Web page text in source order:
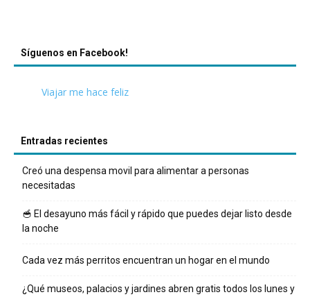
Síguenos en Facebook!
Viajar me hace feliz
Entradas recientes
Creó una despensa movil para alimentar a personas
necesitadas
🥣 El desayuno más fácil y rápido que puedes dejar listo desde
la noche
Cada vez más perritos encuentran un hogar en el mundo
¿Qué museos, palacios y jardines abren gratis todos los lunes y